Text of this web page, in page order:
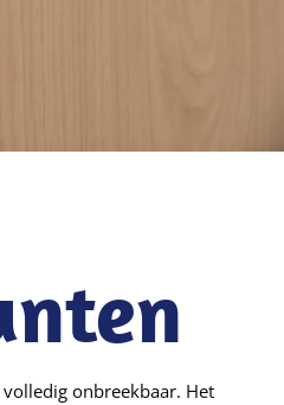
onbreekbaar. Het